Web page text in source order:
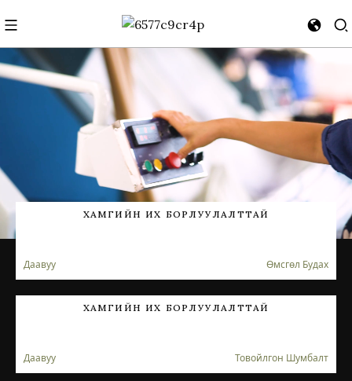
ХАМГИЙН ИХ БОРЛУУЛАЛТТАЙ
Даавуу Өмсгөл Будах
ХАМГИЙН ИХ БОРЛУУЛАЛТТАЙ
Даавуу Товойлгон Шумбалт